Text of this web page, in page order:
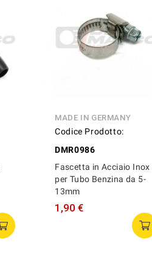
MADE IN GERMANY
Codice Prodotto:
DMR0986
Fascetta in Acciaio Inox
per Tubo Benzina da 5-
13mm
1,90 €